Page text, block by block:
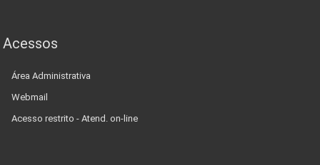
Acessos
Área Administrativa
Webmail
Acesso restrito - Atend. on-line